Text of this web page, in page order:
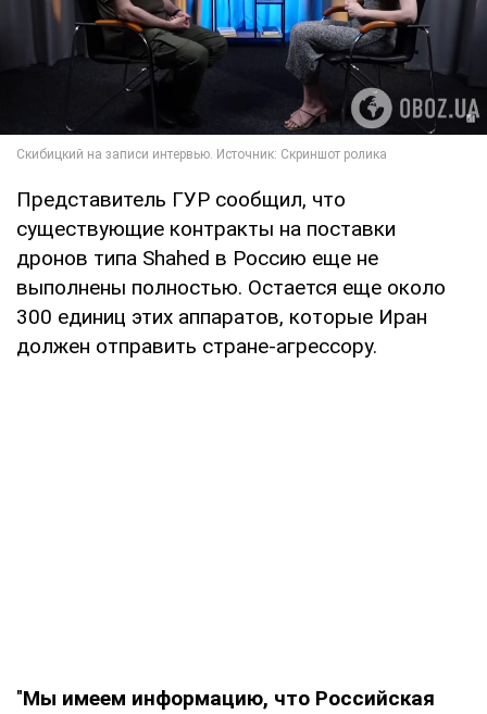
Представитель ГУР сообщил, что
существующие контракты на поставки
дронов типа Shahed в Россию еще не
выполнены полностью. Остается еще около
300 единиц этих аппаратов, которые Иран
должен отправить стране-агрессору.
"Мы имеем информацию, что Российская